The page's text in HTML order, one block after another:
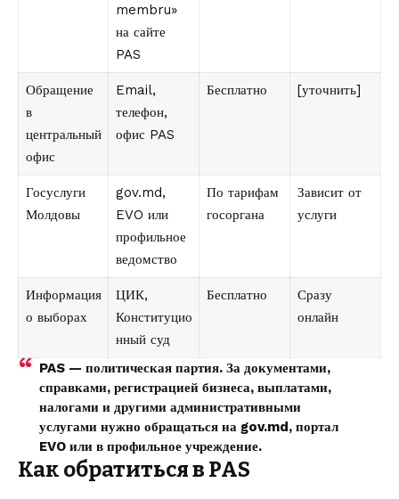
membru»
на сайте
PAS
Обращение
в
центральный
офис
Email,
телефон,
офис PAS
Бесплатно [уточнить]
Госуслуги
Молдовы
gov.md,
EVO или
профильное
ведомство
По тарифам
госоргана
Зависит от
услуги
Информация
о выборах
ЦИК,
Конституцио
нный суд
Бесплатно
Сразу
онлайн
PAS — политическая партия. За документами,
справками, регистрацией бизнеса, выплатами,
налогами и другими административными
услугами нужно обращаться на gov.md, портал
EVO или в профильное учреждение.
Как обратиться в PAS